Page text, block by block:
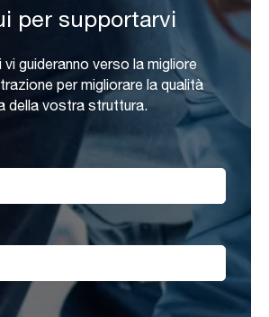
per supportarvi
guideranno verso la migliore
per migliorare la qualità
della vostra struttura.